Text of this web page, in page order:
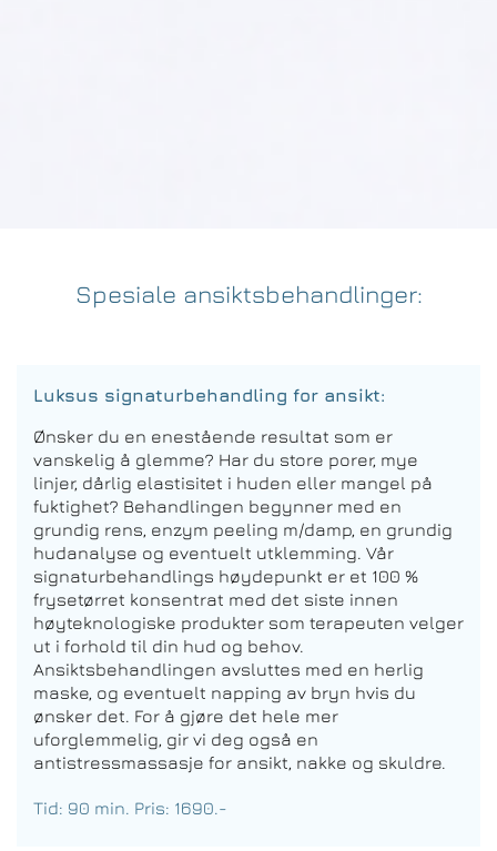
Spesiale ansiktsbehandlinger:
Luksus signaturbehandling for ansikt:
Ønsker du en enestående resultat som er
vanskelig å glemme? Har du store porer, mye
linjer, dårlig elastisitet i huden eller mangel på
fuktighet? Behandlingen begynner med en
grundig rens, enzym peeling m/damp, en grundig
hudanalyse og eventuelt utklemming. Vår
signaturbehandlings høydepunkt er et 100 %
frysetørret konsentrat med det siste innen
høyteknologiske produkter som terapeuten velger
ut i forhold til din hud og behov.
Ansiktsbehandlingen avsluttes med en herlig
maske, og eventuelt napping av bryn hvis du
ønsker det. For å gjøre det hele mer
uforglemmelig, gir vi deg også en
antistressmassasje for ansikt, nakke og skuldre.
Tid: 90 min. Pris: 1690.-